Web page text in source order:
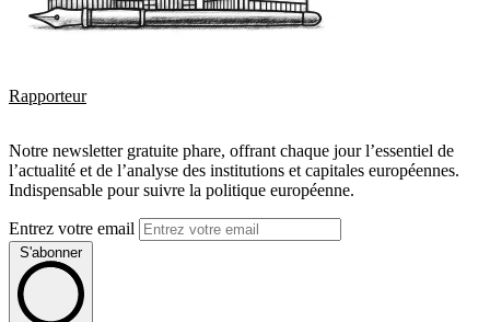
Rapporteur
Notre newsletter gratuite phare, offrant chaque jour l’essentiel de
l’actualité et de l’analyse des institutions et capitales européennes.
Indispensable pour suivre la politique européenne.
Entrez votre email
S'abonner